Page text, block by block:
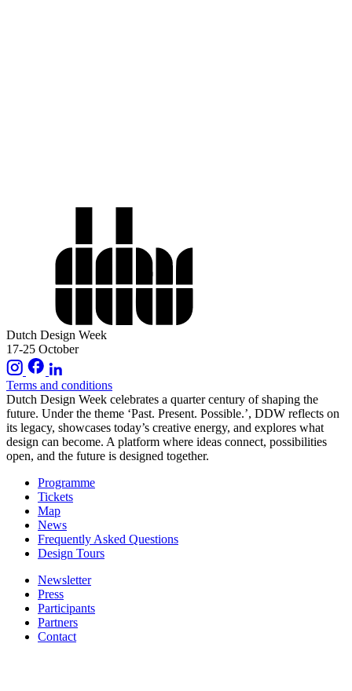
Dutch Design Week
17-25 October
Terms and conditions
Dutch Design Week celebrates a quarter century of shaping the
future. Under the theme ‘Past. Present. Possible.’, DDW reflects on
its legacy, showcases today’s creative energy, and explores what
design can become. A platform where ideas connect, possibilities
open, and the future is designed together.
Programme
Tickets
Map
News
Frequently Asked Questions
Design Tours
Newsletter
Press
Participants
Partners
Contact